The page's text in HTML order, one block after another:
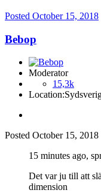
Posted October 15, 2018
Bebop
Moderator
15,3k
Location:
Posted October 15, 2018
15 minutes ago,
Det var ju till att
dimension